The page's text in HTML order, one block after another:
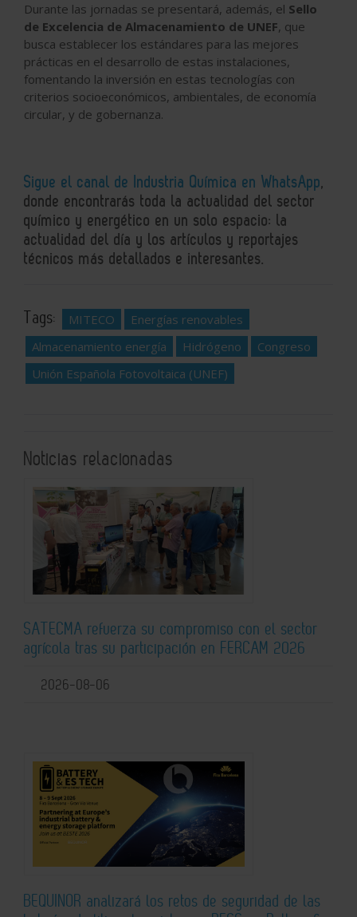
Durante las jornadas se presentará, además, el Sello
de Excelencia de Almacenamiento de UNEF, que
busca establecer los estándares para las mejores
prácticas en el desarrollo de estas instalaciones,
fomentando la inversión en estas tecnologías con
criterios socioeconómicos, ambientales, de economía
circular, y de gobernanza.
Sigue el canal de Industria Química en WhatsApp,
donde encontrarás toda la actualidad del sector
químico y energético en un solo espacio: la
actualidad del día y los artículos y reportajes
técnicos más detallados e interesantes.
Tags: MITECO
Energías renovables
Almacenamiento energía
Hidrógeno
Congreso
Unión Española Fotovoltaica (UNEF)
Noticias relacionadas
SATECMA refuerza su compromiso con el sector
agrícola tras su participación en FERCAM 2026
2026-08-06
BEQUINOR analizará los retos de seguridad de las